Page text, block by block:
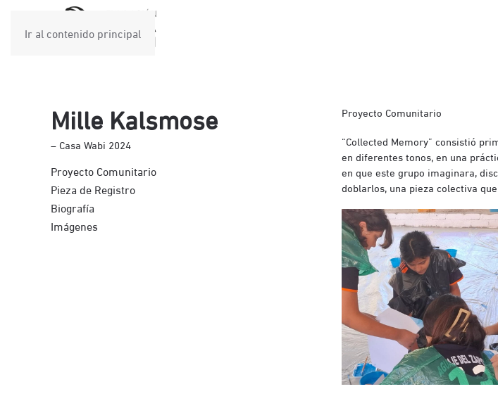
Ir al contenido principal
Mille Kalsmose
– Casa Wabi 2024
Proyecto Comunitario
Pieza de Registro
Biografía
Imágenes
Proyecto Comunitario
“Collected Memory” consistió
en diferentes tonos, en una
en que este grupo imaginara,
doblarlos, una pieza colectiva